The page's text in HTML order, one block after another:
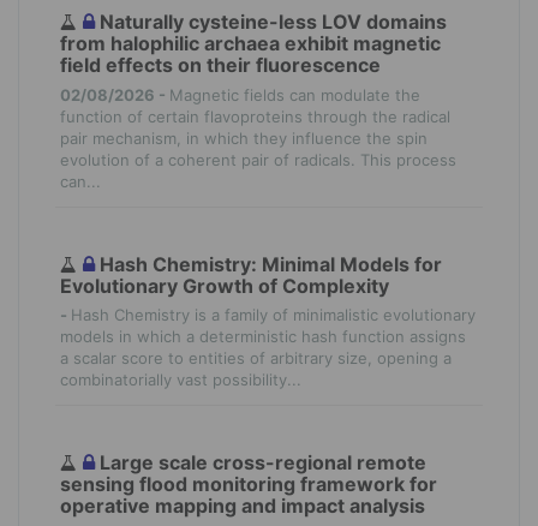
Naturally cysteine-less LOV domains
from halophilic archaea exhibit magnetic
field effects on their fluorescence
02/08/2026 - Magnetic fields can modulate the
function of certain flavoproteins through the radical
pair mechanism, in which they influence the spin
evolution of a coherent pair of radicals. This process
can...
Hash Chemistry: Minimal Models for
Evolutionary Growth of Complexity
- Hash Chemistry is a family of minimalistic evolutionary
models in which a deterministic hash function assigns
a scalar score to entities of arbitrary size, opening a
combinatorially vast possibility...
Large scale cross-regional remote
sensing flood monitoring framework for
operative mapping and impact analysis